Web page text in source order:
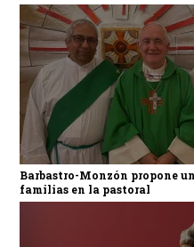
Barbastro-Monzón propone
familias en la pastoral